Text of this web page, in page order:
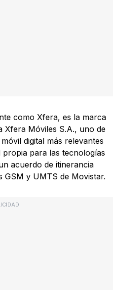
como Xfera, es la marca
Xfera Móviles S.A., uno de
digital más relevantes
propia para las tecnologías
acuerdo de itinerancia
GSM y UMTS de Movistar.